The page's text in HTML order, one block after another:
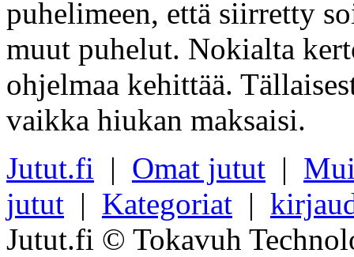
puhelimeen, että siirretty
muut puhelut. Nokialta
ohjelmaa kehittää.
vaikka hiukan maksaisi.
Jutut.fi | Omat jutut |
jutut | Kategoriat |
Jutut.fi © Tokavuh